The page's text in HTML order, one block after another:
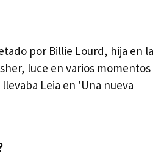
por Billie Lourd, hija en la
luce en varios momentos
Leia en 'Una nueva